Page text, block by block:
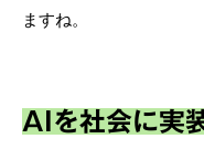
ますね。
AIを社会に実